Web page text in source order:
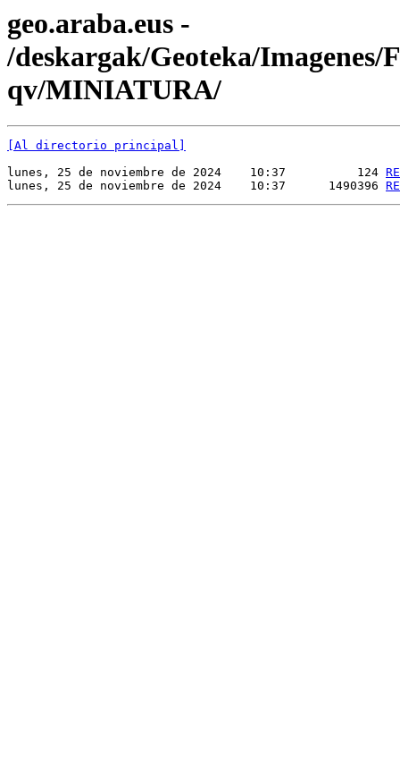
geo.araba.eus -
/deskargak/Geoteka/Imagenes/
qv/MINIATURA/
[Al directorio principal]
lunes, 25 de noviembre de 2024    10:37          124
lunes, 25 de noviembre de 2024    10:37      1490396